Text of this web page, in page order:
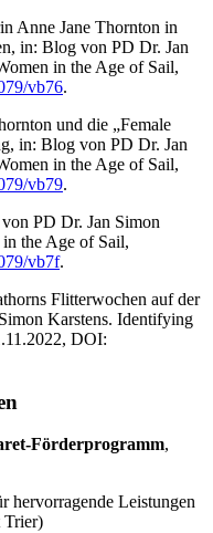
Anne Jane Thornton in
in: Blog von PD Dr. Jan
in the Age of Sail,
vb76.
und die „Female
in: Blog von PD Dr. Jan
in the Age of Sail,
vb79.
PD Dr. Jan Simon
the Age of Sail,
vb7f.
Flitterwochen auf der
Karstens. Identifying
DOI:
Förderprogramm,
hervorragende Leistungen
Trier)